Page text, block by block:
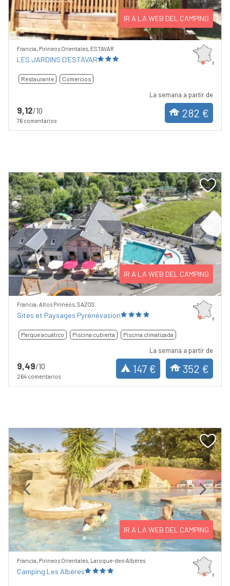
IR A LA WEB DEL CAMPING
Francia, Pirineos Orientales, ESTAVAR
LES JARDINS D'ESTAVAR
Restaurante Comercios
9,12/10
76 comentarios
La semana a partir de
282 €
Previous Next
IR A LA WEB DEL CAMPING
Francia, Altos Pirineos, SAZOS
Sites et Paysages Pyrénévasion
Parque acuático Piscina cubierta Piscina climatizada
9,49/10
264 comentarios
La semana a partir de
147 € 352 €
Previous Next
IR A LA WEB DEL CAMPING
Francia, Pirineos Orientales, Laroque-des-Albères
Camping Les Albères